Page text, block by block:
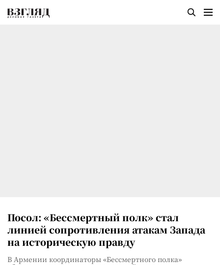
Посол: «Бессмертный полк» стал
линией сопротивления атакам Запада
на историческую правду
В Армении координаторы «Бессмертного полка»